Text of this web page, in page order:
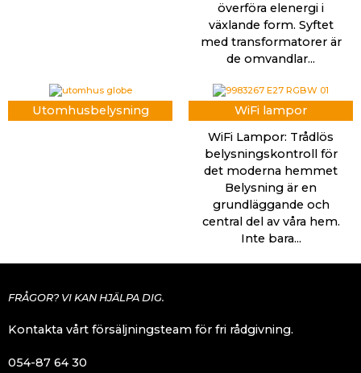
överföra elenergi i
växlande form. Syftet
med transformatorer är
de omvandlar...
Utomhusbelysning
WiFi lampor
WiFi Lampor: Trådlös
belysningskontroll för
det moderna hemmet
Belysning är en
grundläggande och
central del av våra hem.
Inte bara...
FRÅGOR? VI KAN HJÄLPA DIG.
Kontakta vårt försäljningsteam för fri rådgivning.
054-87 64 30